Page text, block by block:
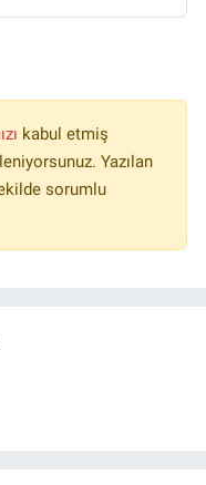
kabul etmiş
Yazılan
sorumlu